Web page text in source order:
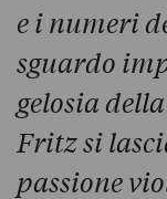
e i numeri
sguardo
gelosia
Fritz si
passione